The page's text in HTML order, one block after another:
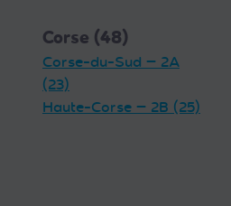
Corse (48)
Corse-du-Sud — 2A
(23)
Haute-Corse — 2B (25)